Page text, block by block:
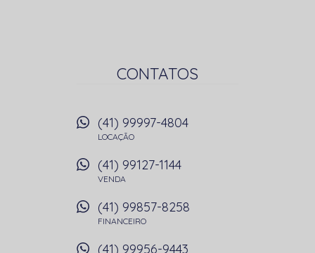
CONTATOS
(41) 99997-4804
LOCAÇÃO
(41) 99127-1144
VENDA
(41) 99857-8258
FINANCEIRO
(41) 99956-9443